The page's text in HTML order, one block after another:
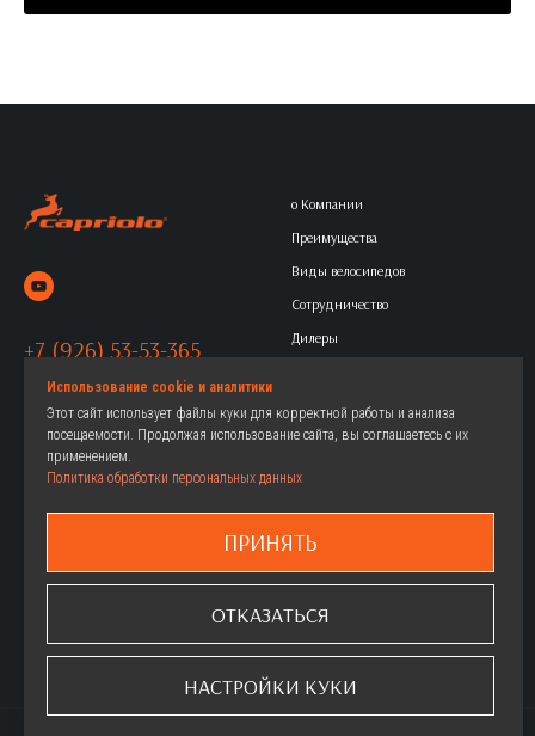
+7 (926) 53-53-365
Политика обработки
персональных данных
о Компании
Преимущества
Виды велосипедов
Сотрудничество
Дилеры
Горные
Детские
Шоссейные
Женские велосипеды
Как выбрать
Где купить
Гарантия
Сервис
Использование cookie и аналитики
Этот сайт использует файлы куки для корректной работы и анализа
посещаемости. Продолжая использование сайта, вы соглашаетесь с их
применением.
Политика обработки персональных данных
ПРИНЯТЬ
ОТКАЗАТЬСЯ
НАСТРОЙКИ КУКИ